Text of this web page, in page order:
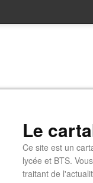
Le
Ce site est un
lycée et BTS.
traitant de